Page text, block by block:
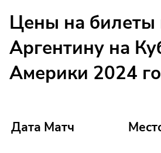
Цены на билеты
Аргентину на
Америки 2024
Дата Матч